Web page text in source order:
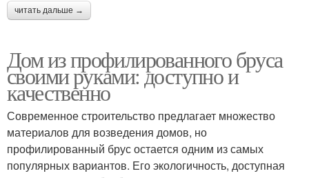
читать дальше →
Дом из профилированного бруса
своими руками: доступно и
качественно
Современное строительство предлагает множество
материалов для возведения домов, но
профилированный брус остается одним из самых
популярных вариантов. Его экологичность, доступная